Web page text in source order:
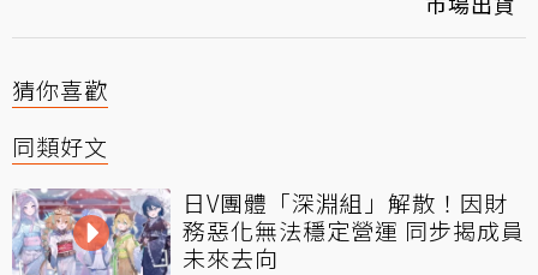
猜你喜歡
同類好文
日V團體「深淵組」解散！因財
務惡化無法穩定營運 同步揭成員
未來去向